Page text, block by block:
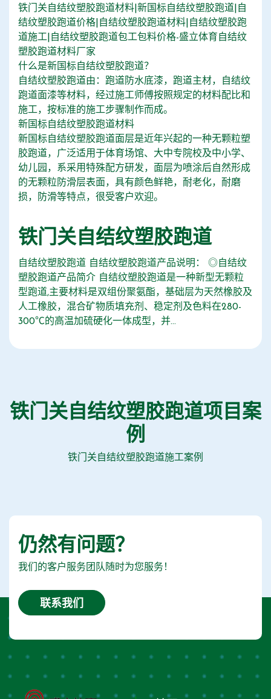
铁门关自结纹塑胶跑道材料|新国标自结纹塑胶跑道|自
结纹塑胶跑道价格|自结纹塑胶跑道材料|自结纹塑胶跑
道施工|自结纹塑胶跑道包工包料价格-盛立体育自结纹
塑胶跑道材料厂家
什么是新国标自结纹塑胶跑道？
自结纹塑胶跑道由：跑道防水底漆，跑道主材，自结纹
跑道面漆等材料，经过施工师傅按照规定的材料配比和
施工，按标准的施工步骤制作而成。
新国标自结纹塑胶跑道材料
新国标自结纹塑胶跑道面层是近年兴起的一种无颗粒塑
胶跑道，广泛适用于体育场馆、大中专院校及中小学、
幼儿园，系采用特殊配方研发，面层为喷涂后自然形成
的无颗粒防滑层表面，具有颜色鲜艳，耐老化，耐磨
损，防滑等特点，很受客户欢迎。
铁门关自结纹塑胶跑道
自结纹塑胶跑道 自结纹塑胶跑道产品说明： ◎自结纹
塑胶跑道产品简介 自结纹塑胶跑道是一种新型无颗粒
型跑道,主要材料是双组份聚氨酯，基础层为天然橡胶及
人工橡胶，混合矿物质填充剂、稳定剂及色料在280-
300℃的高温加硫硬化一体成型，并...
铁门关自结纹塑胶跑道项目案
例
铁门关自结纹塑胶跑道施工案例
仍然有问题？
我们的客户服务团队随时为您服务！
联系我们